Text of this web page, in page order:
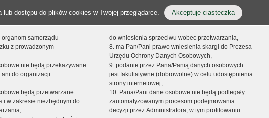
dostępu do plików cookies w Twojej przeglądarce. Akceptuję ciasteczka
samorządu
z prowadzonym
nie będą przekazywane
do organizacji
będą przetwarzane
i w zakresie niezbędnym do
do wniesienia sprzeciwu wobec przetwarzania,
8. ma Pan/Pani prawo wniesienia skargi do Prezesa
Urzędu Ochrony Danych Osobowych,
9. podanie przez Pana/Panią danych osobowych
jest fakultatywne (dobrowolne) w celu udostępnienia
strony internetowej,
10. Pana/Pani dane osobowe nie będą podlegały
zautomatyzowanym procesom podejmowania
decyzji przez Administratora, w tym profilowaniu.